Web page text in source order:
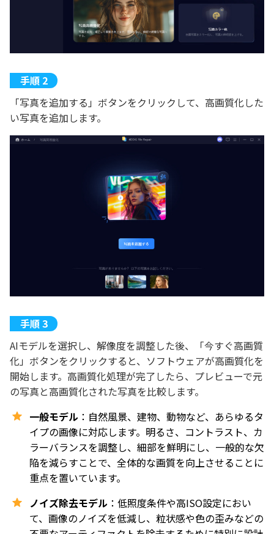
「写真を追加する」ボタンをクリックして、高画質化した
い写真を追加します。
AIモデルを選択し、解像度を調整した後、「今すぐ高画質
化」ボタンをクリックすると、ソフトウェアが高画質化を
開始します。高画質化処理が完了したら、プレビューで元
の写真と高画質化された写真を比較します。
一般モデル ：自然風景、建物、動物など、あらゆるタ
イプの画像に対応します。明るさ、コントラスト、カ
ラーバランスを調整し、細部を鮮明にし、一般的な欠
陥を減らすことで、全体的な画質を向上させることに
重点を置いています。
ノイズ除去モデル ：低照度条件や高ISO設定におい
て、画像のノイズを低減し、粒状感や色の歪みなどの